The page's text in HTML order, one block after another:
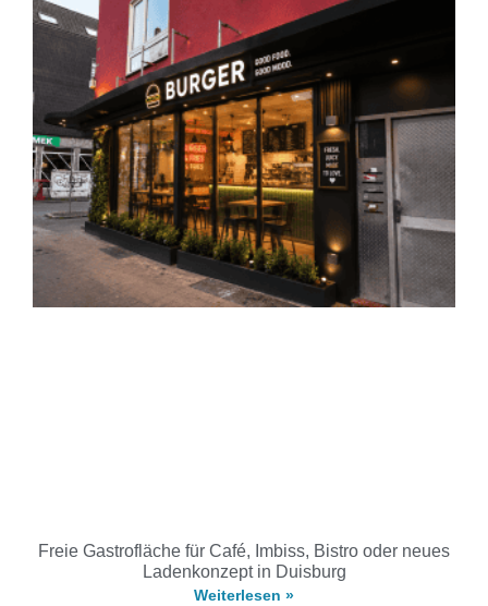
Freie Gastrofläche für Café, Imbiss, Bistro oder neues
Ladenkonzept in Duisburg
Weiterlesen »